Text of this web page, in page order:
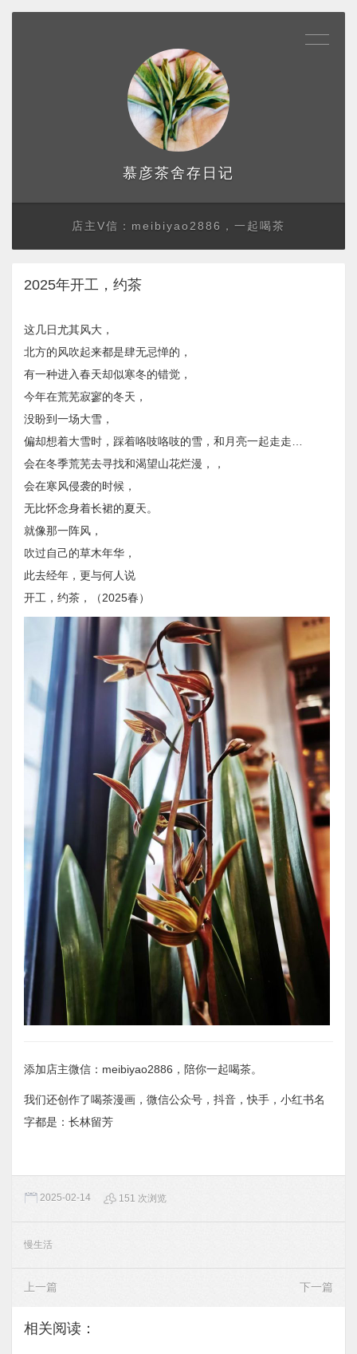
慕彦茶舍存日记
店主V信：meibiyao2886，一起喝茶
2025年开工，约茶
这几日尤其风大，
北方的风吹起来都是肆无忌惮的，
有一种进入春天却似寒冬的错觉，
今年在荒芜寂寥的冬天，
没盼到一场大雪，
偏却想着大雪时，踩着咯吱咯吱的雪，和月亮一起走走…
会在冬季荒芜去寻找和渴望山花烂漫，，
会在寒风侵袭的时候，
无比怀念身着长裙的夏天。
就像那一阵风，
吹过自己的草木年华，
此去经年，更与何人说
​开工，约茶，（2025春）
添加店主微信：meibiyao2886，陪你一起喝茶。
我们还创作了喝茶漫画，微信公众号，抖音，快手，小红书名
字都是：长林留芳
2025-02-14 151 次浏览
慢生活
上一篇 下一篇
相关阅读：